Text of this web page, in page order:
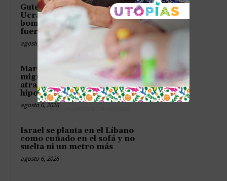
Guterres pide a Rusia y
Ucrania que dejen de
bombardear civiles como si
fuera un videojuego
agosto 6, 2026
Marruecos abre el grifo
migratorio y Europa se
atraganta con su propia
hipocresía
agosto 6, 2026
Israel se planta en el Líbano
como cuñado en el sofá y no
suelta ni un metro más
agosto 6, 2026
TAG´S EL_CHAPUCERO PARK&RIDE